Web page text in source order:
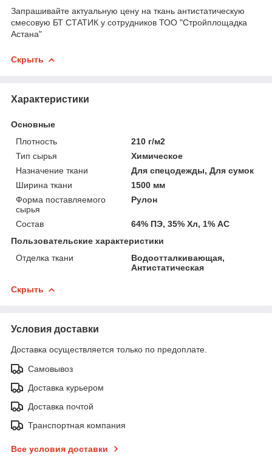
Запрашивайте актуальную цену на ткань антистатическую
смесовую БТ СТАТИК у сотрудников ТОО "Стройплощадка
Астана"
Скрыть
Характеристики
Основные
Плотность
210 г/м2
Тип сырья
Химическое
Назначение ткани
Для спецодежды, Для сумок
Ширина ткани
1500 мм
Форма поставляемого
сырья
Рулон
Состав
64% ПЭ, 35% Хл, 1% АС
Пользовательские характеристики
Отделка ткани
Водоотталкивающая,
Антистатическая
Скрыть
Условия доставки
Доставка осуществляется только по предоплате.
Самовывоз
Доставка курьером
Доставка почтой
Транспортная компания
Все условия доставки